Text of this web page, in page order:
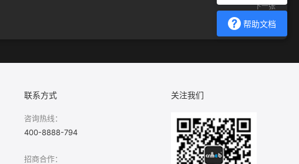
帮助文档
下一张
秒杀列表.png
联系方式
咨询热线：
400-8888-794
招商合作：
关注我们